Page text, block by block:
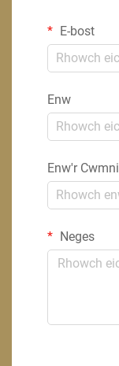
E-bost
Enw
Enw'r Cwmni
Neges